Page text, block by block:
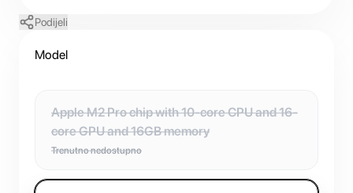
Podijeli
Model
Apple M2 Pro chip with 10-core CPU and 16-
core GPU and 16GB memory
Trenutno nedostupno